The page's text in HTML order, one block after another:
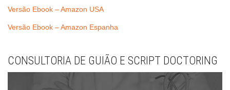
Versão Ebook – Amazon USA
Versão Ebook – Amazon Espanha
CONSULTORIA DE GUIÃO E SCRIPT DOCTORING